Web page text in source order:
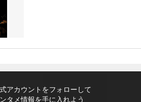
アカウントをフォローして
タメ情報を手に入れよう